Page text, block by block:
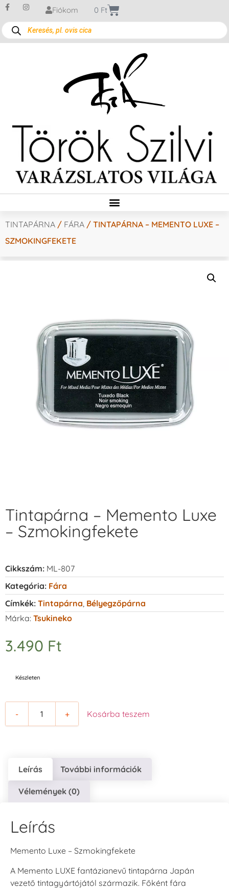
Fiókom 0 Ft
TINTAPÁRNA / FÁRA / TINTAPÁRNA – MEMENTO LUXE –
SZMOKINGFEKETE
Tintapárna – Memento Luxe
– Szmokingfekete
Cikkszám: ML-807
Kategória: Fára
Címkék: Tintapárna Bélyegzőpárna
Márka: Tsukineko
3.490 Ft
Készleten
- + Kosárba teszem
Leírás További információk
Vélemények (0)
Leírás
Memento Luxe – Szmokingfekete
A Memento LUXE fantázianevű tintapárna Japán
vezető tintagyártójától származik. Főként fára